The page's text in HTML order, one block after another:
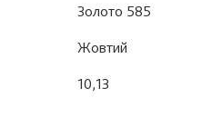
Золото 585
Жовтий
10,13